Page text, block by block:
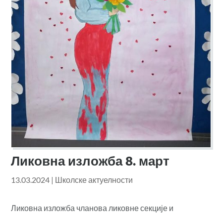
Ликовна изложба 8. март
13.03.2024 | Школске актуелности
Ликовна изложба чланова ликовне секције и